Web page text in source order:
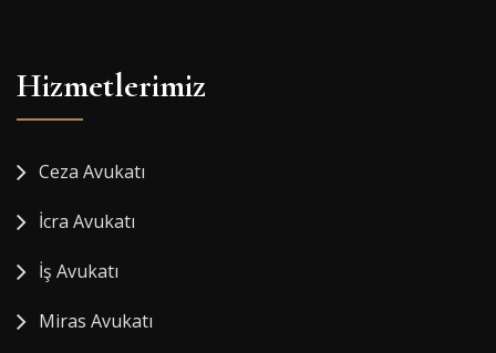
Hizmetlerimiz
Ceza Avukatı
İcra Avukatı
İş Avukatı
Miras Avukatı